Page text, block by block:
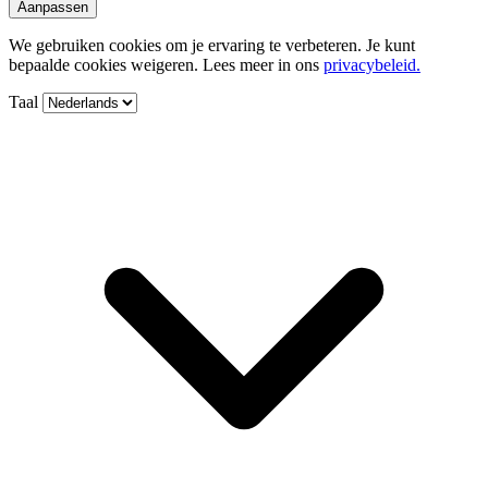
Aanpassen
We gebruiken cookies om je ervaring te verbeteren. Je kunt
bepaalde cookies weigeren. Lees meer in ons privacybeleid.
Taal